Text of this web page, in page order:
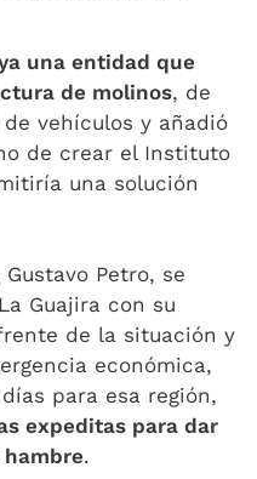
una entidad que
de molinos, de
vehículos y añadió
de crear el Instituto
una solución
Petro, se
Guajira con su
de la situación y
económica,
para esa región,
expeditas para dar
.